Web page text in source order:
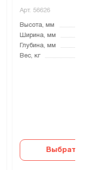
Арт. 56626
Высота, мм
Ширина, мм
Глубина, мм
Вес, кг
Выбрать